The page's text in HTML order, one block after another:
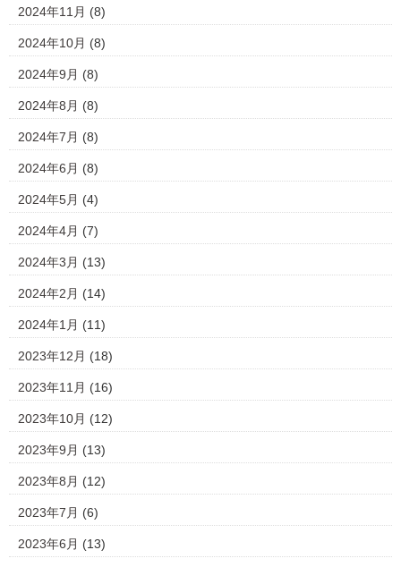
2024年11月 (8)
2024年10月 (8)
2024年9月 (8)
2024年8月 (8)
2024年7月 (8)
2024年6月 (8)
2024年5月 (4)
2024年4月 (7)
2024年3月 (13)
2024年2月 (14)
2024年1月 (11)
2023年12月 (18)
2023年11月 (16)
2023年10月 (12)
2023年9月 (13)
2023年8月 (12)
2023年7月 (6)
2023年6月 (13)